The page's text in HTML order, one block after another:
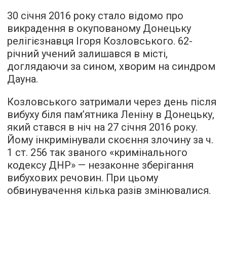
30 січня 2016 року стало відомо про
викрадення в окупованому Донецьку
релігієзнавця Ігоря Козловського. 62-
річний учений залишався в місті,
доглядаючи за сином, хворим на синдром
Дауна.
Козловського затримали через день після
вибуху біля пам’ятника Леніну в Донецьку,
який стався в ніч на 27 січня 2016 року.
Йому інкримінували скоєння злочину за ч.
1 ст. 256 так званого «кримінального
кодексу ДНР» — незаконне зберігання
вибухових речовин. При цьому
обвинувачення кілька разів змінювалися.